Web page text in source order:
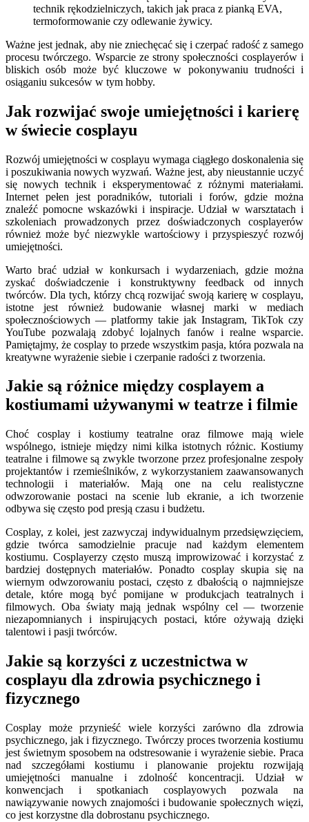
technik rękodzielniczych, takich jak praca z pianką EVA,
termoformowanie czy odlewanie żywicy.
Ważne jest jednak, aby nie zniechęcać się i czerpać radość z samego
procesu twórczego. Wsparcie ze strony społeczności cosplayerów i
bliskich osób może być kluczowe w pokonywaniu trudności i
osiąganiu sukcesów w tym hobby.
Jak rozwijać swoje umiejętności i karierę
w świecie cosplayu
Rozwój umiejętności w cosplayu wymaga ciągłego doskonalenia się
i poszukiwania nowych wyzwań. Ważne jest, aby nieustannie uczyć
się nowych technik i eksperymentować z różnymi materiałami.
Internet pełen jest poradników, tutoriali i forów, gdzie można
znaleźć pomocne wskazówki i inspiracje. Udział w warsztatach i
szkoleniach prowadzonych przez doświadczonych cosplayerów
również może być niezwykle wartościowy i przyspieszyć rozwój
umiejętności.
Warto brać udział w konkursach i wydarzeniach, gdzie można
zyskać doświadczenie i konstruktywny feedback od innych
twórców. Dla tych, którzy chcą rozwijać swoją karierę w cosplayu,
istotne jest również budowanie własnej marki w mediach
społecznościowych — platformy takie jak Instagram, TikTok czy
YouTube pozwalają zdobyć lojalnych fanów i realne wsparcie.
Pamiętajmy, że cosplay to przede wszystkim pasja, która pozwala na
kreatywne wyrażenie siebie i czerpanie radości z tworzenia.
Jakie są różnice między cosplayem a
kostiumami używanymi w teatrze i filmie
Choć cosplay i kostiumy teatralne oraz filmowe mają wiele
wspólnego, istnieje między nimi kilka istotnych różnic. Kostiumy
teatralne i filmowe są zwykle tworzone przez profesjonalne zespoły
projektantów i rzemieślników, z wykorzystaniem zaawansowanych
technologii i materiałów. Mają one na celu realistyczne
odwzorowanie postaci na scenie lub ekranie, a ich tworzenie
odbywa się często pod presją czasu i budżetu.
Cosplay, z kolei, jest zazwyczaj indywidualnym przedsięwzięciem,
gdzie twórca samodzielnie pracuje nad każdym elementem
kostiumu. Cosplayerzy często muszą improwizować i korzystać z
bardziej dostępnych materiałów. Ponadto cosplay skupia się na
wiernym odwzorowaniu postaci, często z dbałością o najmniejsze
detale, które mogą być pomijane w produkcjach teatralnych i
filmowych. Oba światy mają jednak wspólny cel — tworzenie
niezapomnianych i inspirujących postaci, które ożywają dzięki
talentowi i pasji twórców.
Jakie są korzyści z uczestnictwa w
cosplayu dla zdrowia psychicznego i
fizycznego
Cosplay może przynieść wiele korzyści zarówno dla zdrowia
psychicznego, jak i fizycznego. Twórczy proces tworzenia kostiumu
jest świetnym sposobem na odstresowanie i wyrażenie siebie. Praca
nad szczegółami kostiumu i planowanie projektu rozwijają
umiejętności manualne i zdolność koncentracji. Udział w
konwencjach i spotkaniach cosplayowych pozwala na
nawiązywanie nowych znajomości i budowanie społecznych więzi,
co jest korzystne dla dobrostanu psychicznego.